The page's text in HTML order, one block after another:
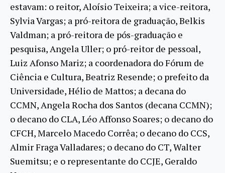
estavam: o reitor, Aloísio Teixeira; a vice-reitora,
Sylvia Vargas; a pró-reitora de graduação, Belkis
Valdman; a pró-reitora de pós-graduação e
pesquisa, Angela Uller; o pró-reitor de pessoal,
Luiz Afonso Mariz; a coordenadora do Fórum de
Ciência e Cultura, Beatriz Resende; o prefeito da
Universidade, Hélio de Mattos; a decana do
CCMN, Angela Rocha dos Santos (decana CCMN);
o decano do CLA, Léo Affonso Soares; o decano do
CFCH, Marcelo Macedo Corrêa; o decano do CCS,
Almir Fraga Valladares; o decano do CT, Walter
Suemitsu; e o representante do CCJE, Geraldo